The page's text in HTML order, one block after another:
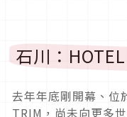
石川：
去年年底剛開幕、位
TRIM，尚未向更多